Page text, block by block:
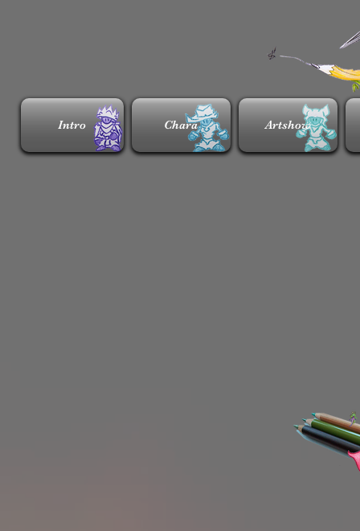
Intro Chara Artshow